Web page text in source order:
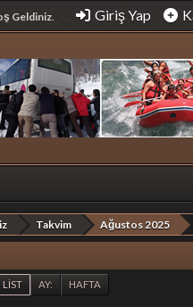
Geldiniz. Giriş Yap
Takvim Ağustos 2025
LIST AY: HAFTA